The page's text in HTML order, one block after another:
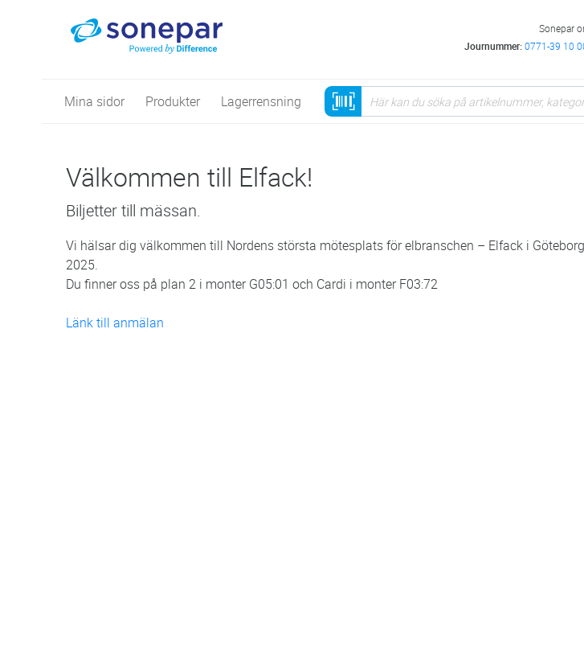
Sonepar
Journummer:0771-39 10
Mina sidor Produkter Lagerrensning
Välkommen till Elfack!
Biljetter till mässan.
Vi hälsar dig välkommen till Nordens största mötesplats för elbranschen – Elfack i
2025.
Du finner oss på plan 2 i monter G05:01 och Cardi i monter F03:72
Länk till anmälan